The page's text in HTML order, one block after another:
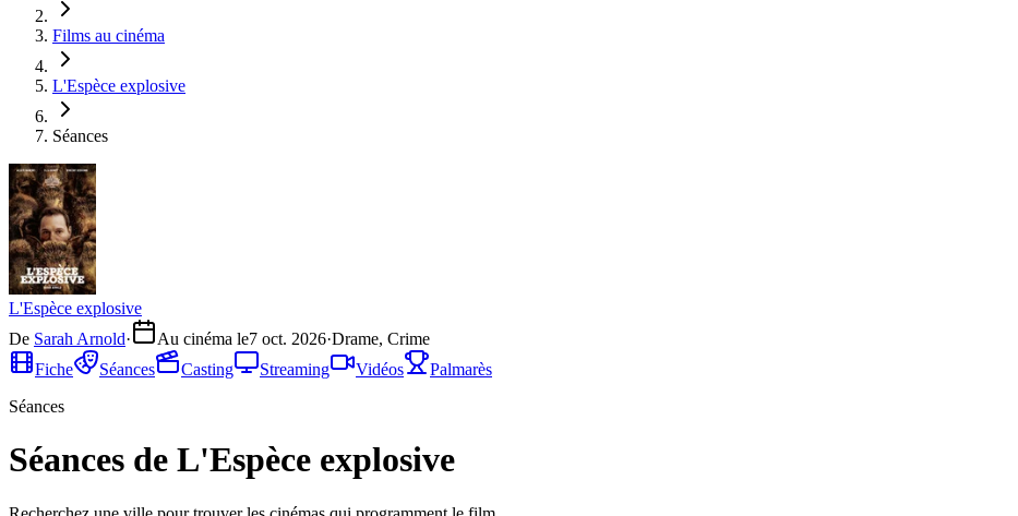
Films au cinéma
L'Espèce explosive
Séances
L'Espèce explosive
De Sarah Arnold· Au cinéma le7 oct. 2026·Drame, Crime
Fiche
Séances Casting Streaming Vidéos
Palmarès
Séances
Séances de L'Espèce explosive